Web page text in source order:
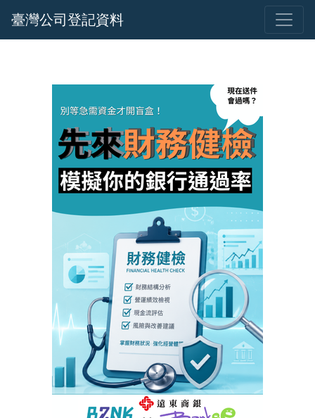
臺灣公司登記資料